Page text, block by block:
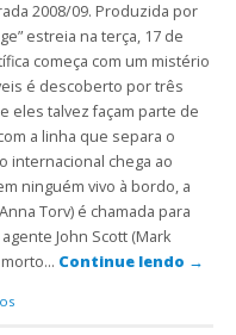
2008/09. Produzida por
estreia na terça, 17 de
começa com um mistério
é descoberto por três
eles talvez façam parte de
a linha que separa o
internacional chega ao
ninguém vivo à bordo, a
Torv) é chamada para
John Scott (Mark
morto… Continue lendo →